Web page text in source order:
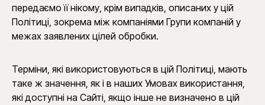
передаємо її нікому, крім випадків, описаних у цій
Політиці, зокрема між компаніями Групи компаній у
межах заявлених цілей обробки.
Терміни, які використовуються в цій Політиці, мають
таке ж значення, як і в наших Умовах використання,
які доступні на Сайті, якщо інше не визначено в цій